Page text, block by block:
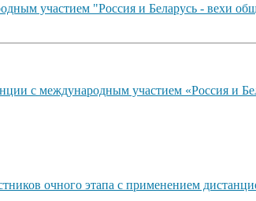
участием "Россия и Беларусь - вехи
с международным участием «Россия и
очного этапа с применением